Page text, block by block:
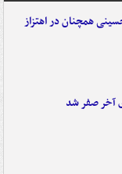
همچنان در اهتزاز
آخر صفر شد